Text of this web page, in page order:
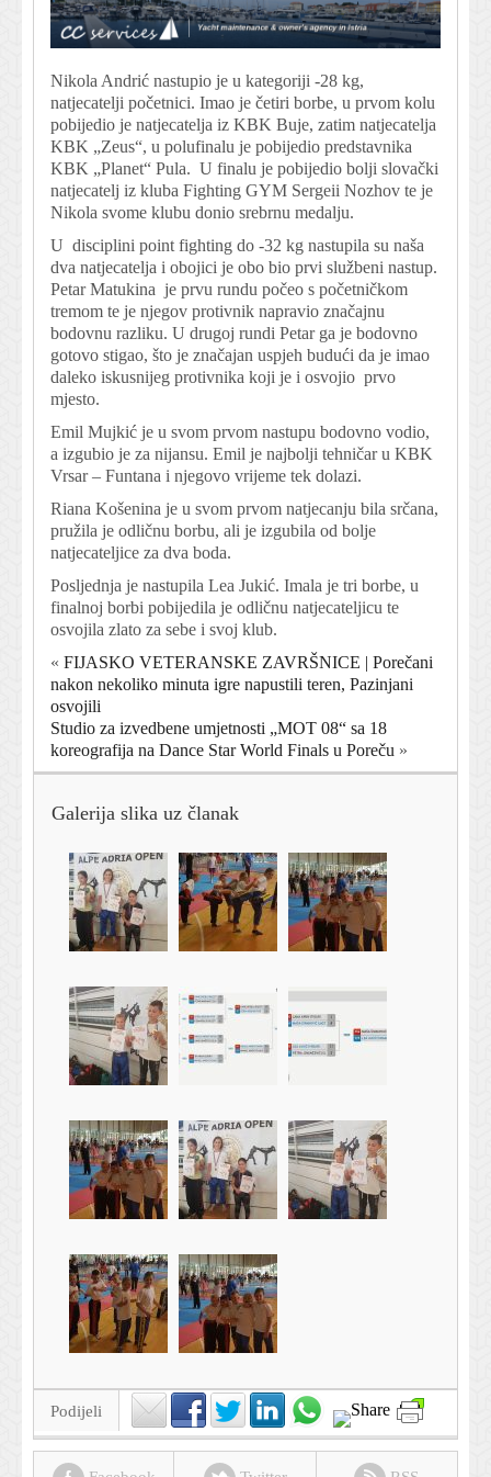
Nikola Andrić nastupio je u kategoriji -28 kg,
natjecatelji početnici. Imao je četiri borbe, u prvom kolu
pobijedio je natjecatelja iz KBK Buje, zatim natjecatelja
KBK „Zeus“, u polufinalu je pobijedio predstavnika
KBK „Planet“ Pula. U finalu je pobijedio bolji slovački
natjecatelj iz kluba Fighting GYM Sergeii Nozhov te je
Nikola svome klubu donio srebrnu medalju.
U disciplini point fighting do -32 kg nastupila su naša
dva natjecatelja i obojici je obo bio prvi službeni nastup.
Petar Matukina je prvu rundu počeo s početničkom
tremom te je njegov protivnik napravio značajnu
bodovnu razliku. U drugoj rundi Petar ga je bodovno
gotovo stigao, što je značajan uspjeh budući da je imao
daleko iskusnijeg protivnika koji je i osvojio prvo
mjesto.
Emil Mujkić je u svom prvom nastupu bodovno vodio,
a izgubio je za nijansu. Emil je najbolji tehničar u KBK
Vrsar – Funtana i njegovo vrijeme tek dolazi.
Riana Košenina je u svom prvom natjecanju bila srčana,
pružila je odličnu borbu, ali je izgubila od bolje
natjecateljice za dva boda.
Posljednja je nastupila Lea Jukić. Imala je tri borbe, u
finalnoj borbi pobijedila je odličnu natjecateljicu te
osvojila zlato za sebe i svoj klub.
« FIJASKO VETERANSKE ZAVRŠNICE | Porečani
nakon nekoliko minuta igre napustili teren, Pazinjani
osvojili
Studio za izvedbene umjetnosti „MOT 08“ sa 18
koreografija na Dance Star World Finals u Poreču »
Galerija slika uz članak
Podijeli